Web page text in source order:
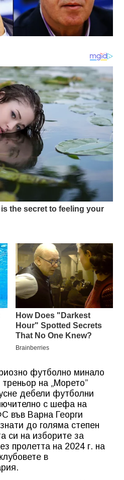
футболно минало
на „Морето”
дебели футболни
с шефа на
във Варна Георги
до голяма степен
си на изборите за
пролетта на 2024 г. на
в